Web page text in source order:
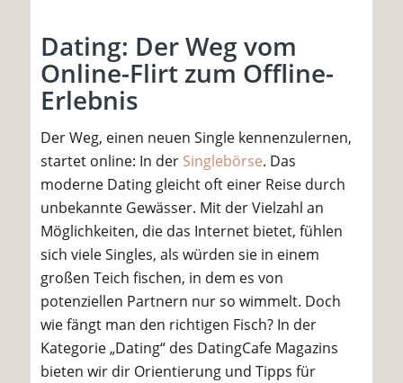
Dating: Der Weg vom
Online-Flirt zum Offline-
Erlebnis
Der Weg, einen neuen Single kennenzulernen,
startet online: In der Singlebörse. Das
moderne Dating gleicht oft einer Reise durch
unbekannte Gewässer. Mit der Vielzahl an
Möglichkeiten, die das Internet bietet, fühlen
sich viele Singles, als würden sie in einem
großen Teich fischen, in dem es von
potenziellen Partnern nur so wimmelt. Doch
wie fängt man den richtigen Fisch? In der
Kategorie „Dating“ des DatingCafe Magazins
bieten wir dir Orientierung und Tipps für